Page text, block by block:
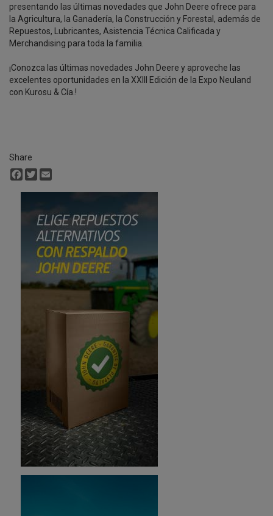
presentando las últimas novedades que John Deere ofrece para
la Agricultura, la Ganadería, la Construcción y Forestal, además de
Repuestos, Lubricantes, Asistencia Técnica Calificada y
Merchandising para toda la familia.
¡Conozca las últimas novedades John Deere y aproveche las
excelentes oportunidades en la XXIII Edición de la Expo Neuland
con Kurosu & Cía.!
Share
Facebook
Twitter